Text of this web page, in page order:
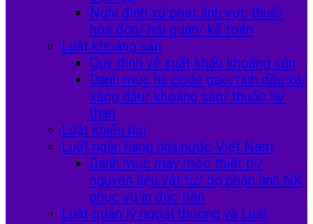
Nghị định xử phạt lĩnh vực thuế/
hóa đơn/ hải quan/ kế toán
Luật khoáng sản
Quy định về xuất khẩu khoáng sản
Danh mục hs code gạo/tinh dầu xá/
xăng dầu/ khoáng sản/ thuốc lá/
than
Luật khiếu nại
Luật ngân hàng nhà nước Việt Nam
Danh mục máy móc thiết bị/
nguyên liệu vật tư/ bộ phận linh NK
phục vụ in đúc tiền
Luật quản lý ngoại thương và Luật